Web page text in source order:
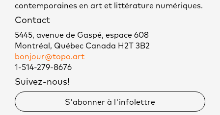
contemporaines en art et littérature numériques.
Contact
5445, avenue de Gaspé, espace 608
Montréal, Québec Canada H2T 3B2
bonjour@topo.art
1-514-279-8676
Suivez-nous!
S'abonner à l'infolettre